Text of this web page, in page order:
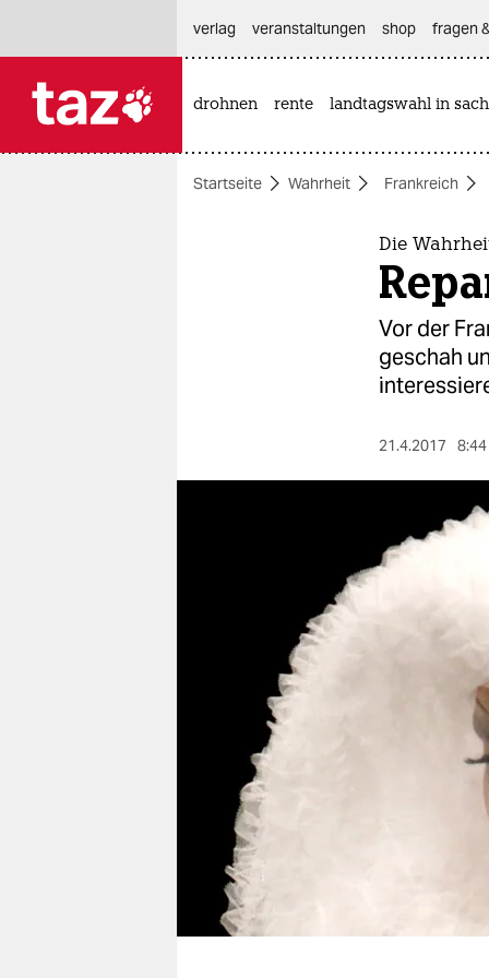
themen
veranstaltungen
fragen & hilfe
unterstützen
genossenschaft
verlag
veranstaltungen shop fragen
drohnen rente landtagswahl in
Startseite Wahrheit Frankreich
Die
Vor der
geschah
21.4.2017